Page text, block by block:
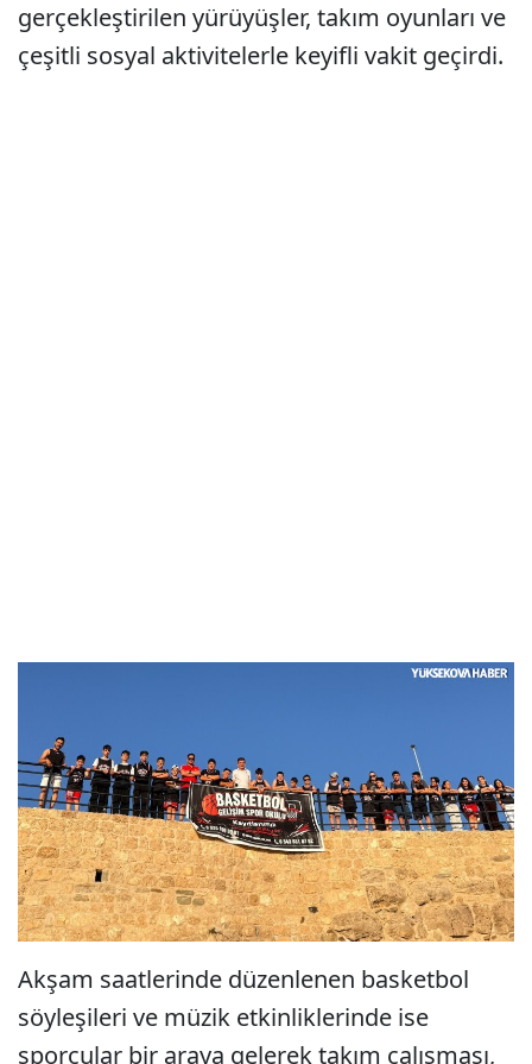
gerçekleştirilen yürüyüşler, takım oyunları ve
çeşitli sosyal aktivitelerle keyifli vakit geçirdi.
Akşam saatlerinde düzenlenen basketbol
söyleşileri ve müzik etkinliklerinde ise
sporcular bir araya gelerek takım çalışması,